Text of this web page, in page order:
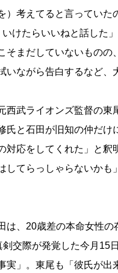
）考えてると言っていた
けたらいいねと話した
そまだしていないもの
いながら告白するなど、
武ライオンズ監督の東
氏と石田が旧知の仲だけ
対応をしてくれた」と
してらっしゃらないかも
、20歳差の本命女性の
剣交際が発覚した今月
実」。東尾も「彼氏が